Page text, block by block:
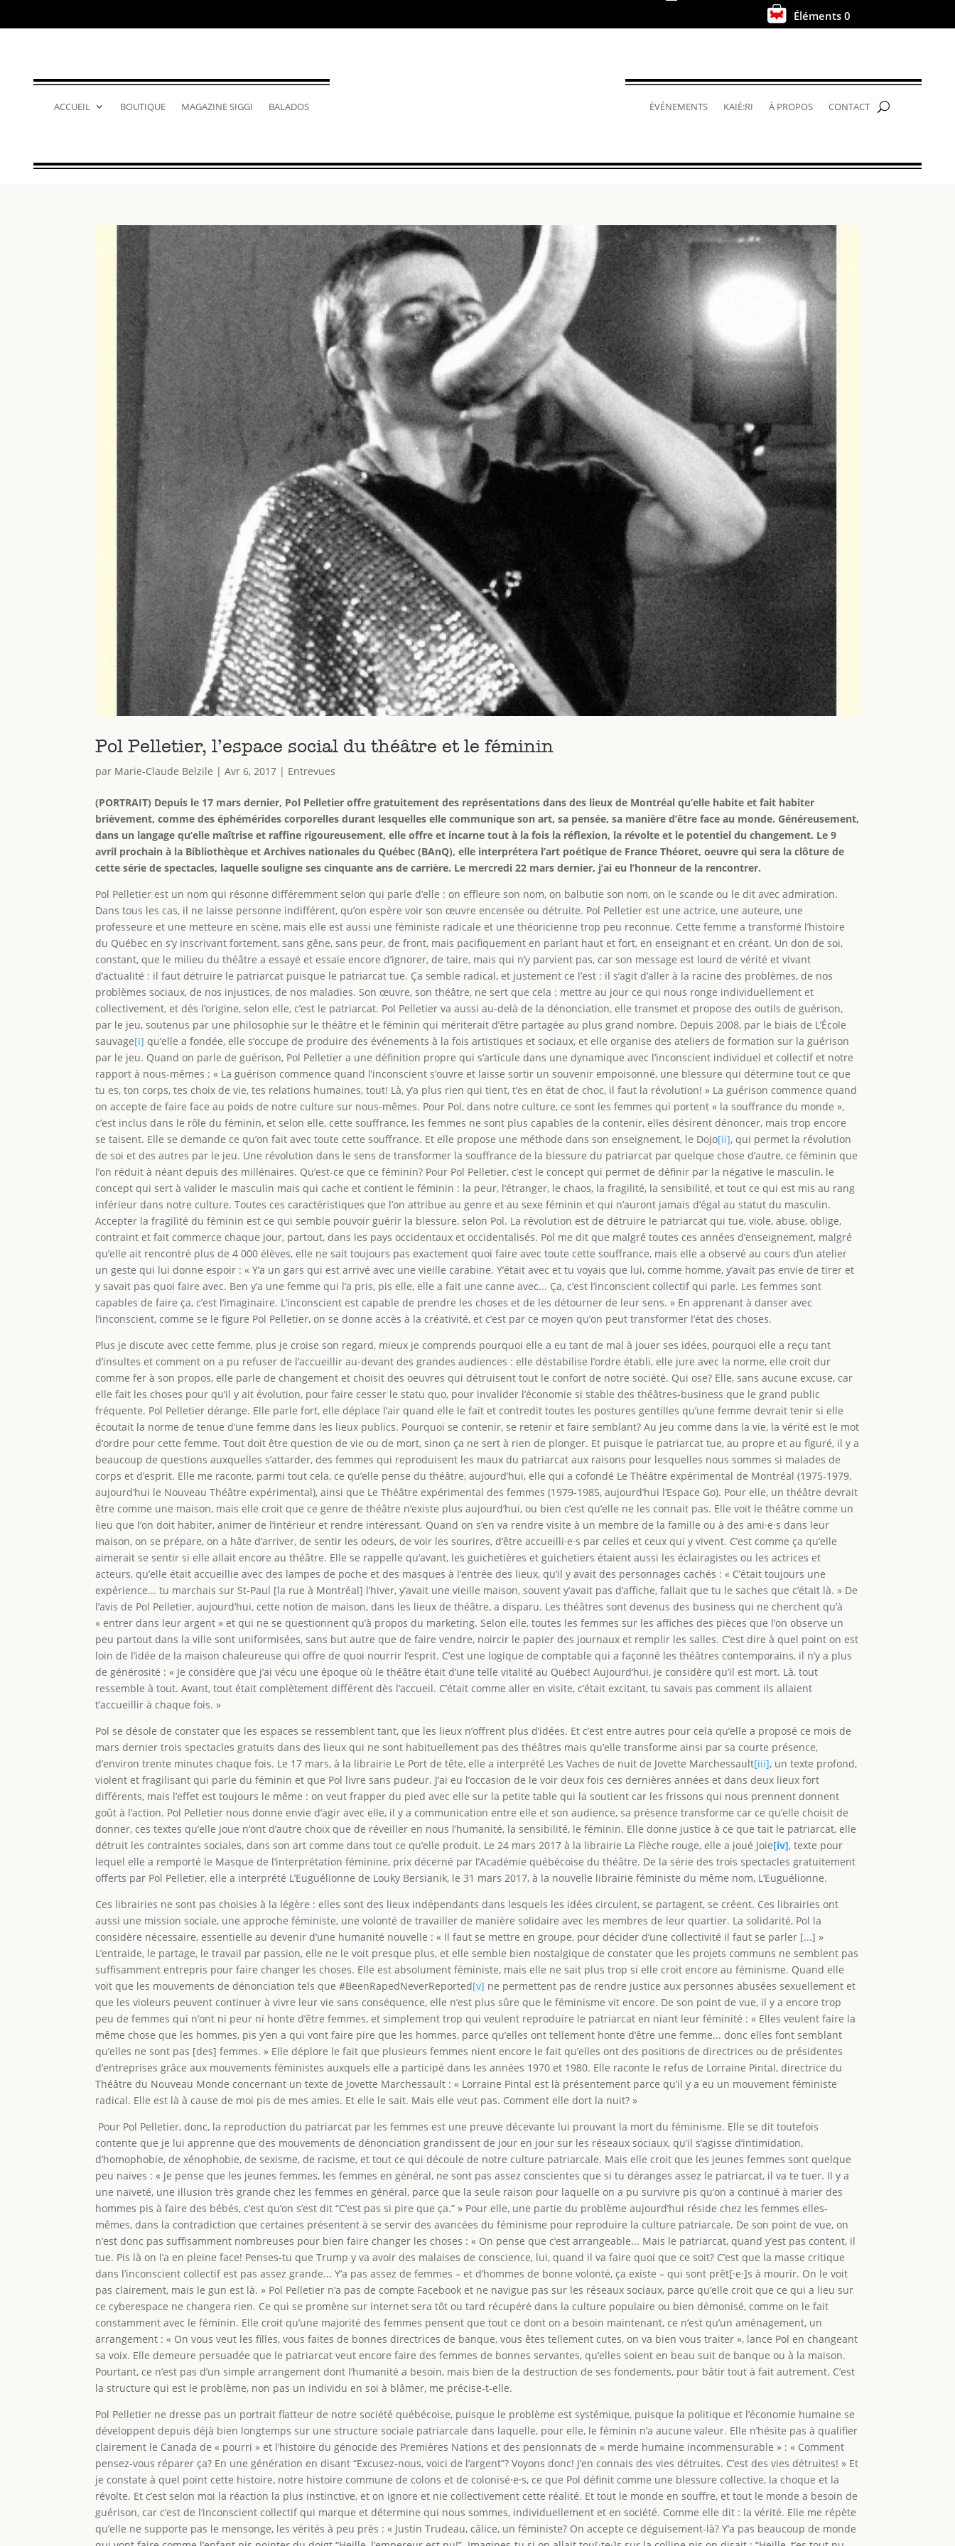
. Éléments 0
ACCUEIL BOUTIQUE MAGAZINE SIGGI BALADOS ÉVÉNEMENTS KAIÉ:RI À PROPOS CONTACT
Pol Pelletier, l’espace social du théâtre et le féminin
par Marie-Claude Belzile |Avr 6, 2017 | Entrevues
(PORTRAIT) Depuis le 17 mars dernier, Pol Pelletier offre gratuitement des représentations dans des lieux de Montréal qu’elle habite et fait habiter
brièvement, comme des éphémérides corporelles durant lesquelles elle communique son art, sa pensée, sa manière d’être face au monde. Généreusement,
dans un langage qu’elle maîtrise et raffine rigoureusement, elle offre et incarne tout à la fois la réflexion, la révolte et le potentiel du changement. Le 9
avril prochain à la Bibliothèque et Archives nationales du Québec (BAnQ), elle interprétera l’art poétique de France Théoret, oeuvre qui sera la clôture de
cette série de spectacles, laquelle souligne ses cinquante ans de carrière. Le mercredi 22 mars dernier, j’ai eu l’honneur de la rencontrer.
Pol Pelletier est un nom qui résonne différemment selon qui parle d’elle : on effleure son nom, on balbutie son nom, on le scande ou le dit avec admiration.
Dans tous les cas, il ne laisse personne indifférent, qu’on espère voir son œuvre encensée ou détruite. Pol Pelletier est une actrice, une auteure, une
professeure et une metteure en scène, mais elle est aussi une féministe radicale et une théoricienne trop peu reconnue. Cette femme a transformé l’histoire
du Québec en s’y inscrivant fortement, sans gêne, sans peur, de front, mais pacifiquement en parlant haut et fort, en enseignant et en créant. Un don de soi,
constant, que le milieu du théâtre a essayé et essaie encore d’ignorer, de taire, mais qui n’y parvient pas, car son message est lourd de vérité et vivant
d’actualité : il faut détruire le patriarcat puisque le patriarcat tue. Ça semble radical, et justement ce l’est : il s’agit d’aller à la racine des problèmes, de nos
problèmes sociaux, de nos injustices, de nos maladies. Son œuvre, son théâtre, ne sert que cela : mettre au jour ce qui nous ronge individuellement et
collectivement, et dès l’origine, selon elle, c’est le patriarcat. Pol Pelletier va aussi au-delà de la dénonciation, elle transmet et propose des outils de guérison,
par le jeu, soutenus par une philosophie sur le théâtre et le féminin qui mériterait d’être partagée au plus grand nombre. Depuis 2008, par le biais de L’École
sauvage[i] qu’elle a fondée, elle s’occupe de produire des événements à la fois artistiques et sociaux, et elle organise des ateliers de formation sur la guérison
par le jeu. Quand on parle de guérison, Pol Pelletier a une définition propre qui s’articule dans une dynamique avec l’inconscient individuel et collectif et notre
rapport à nous-mêmes : « La guérison commence quand l’inconscient s’ouvre et laisse sortir un souvenir empoisonné, une blessure qui détermine tout ce que
tu es, ton corps, tes choix de vie, tes relations humaines, tout! Là, y’a plus rien qui tient, t’es en état de choc, il faut la révolution! » La guérison commence quand
on accepte de faire face au poids de notre culture sur nous-mêmes. Pour Pol, dans notre culture, ce sont les femmes qui portent « la souffrance du monde »,
c’est inclus dans le rôle du féminin, et selon elle, cette souffrance, les femmes ne sont plus capables de la contenir, elles désirent dénoncer, mais trop encore
se taisent. Elle se demande ce qu’on fait avec toute cette souffrance. Et elle propose une méthode dans son enseignement, le Dojo[ii], qui permet la révolution
de soi et des autres par le jeu. Une révolution dans le sens de transformer la souffrance de la blessure du patriarcat par quelque chose d’autre, ce féminin que
l’on réduit à néant depuis des millénaires. Qu’est-ce que ce féminin? Pour Pol Pelletier, c’est le concept qui permet de définir par la négative le masculin, le
concept qui sert à valider le masculin mais qui cache et contient le féminin : la peur, l’étranger, le chaos, la fragilité, la sensibilité, et tout ce qui est mis au rang
inférieur dans notre culture. Toutes ces caractéristiques que l’on attribue au genre et au sexe féminin et qui n’auront jamais d’égal au statut du masculin.
Accepter la fragilité du féminin est ce qui semble pouvoir guérir la blessure, selon Pol. La révolution est de détruire le patriarcat qui tue, viole, abuse, oblige,
contraint et fait commerce chaque jour, partout, dans les pays occidentaux et occidentalisés. Pol me dit que malgré toutes ces années d’enseignement, malgré
qu’elle ait rencontré plus de 4 000 élèves, elle ne sait toujours pas exactement quoi faire avec toute cette souffrance, mais elle a observé au cours d’un atelier
un geste qui lui donne espoir : « Y’a un gars qui est arrivé avec une vieille carabine. Y’était avec et tu voyais que lui, comme homme, y’avait pas envie de tirer et
y savait pas quoi faire avec. Ben y’a une femme qui l’a pris, pis elle, elle a fait une canne avec... Ça, c’est l’inconscient collectif qui parle. Les femmes sont
capables de faire ça, c’est l’imaginaire. L’inconscient est capable de prendre les choses et de les détourner de leur sens. » En apprenant à danser avec
l’inconscient, comme se le figure Pol Pelletier, on se donne accès à la créativité, et c’est par ce moyen qu’on peut transformer l’état des choses.
Plus je discute avec cette femme, plus je croise son regard, mieux je comprends pourquoi elle a eu tant de mal à jouer ses idées, pourquoi elle a reçu tant
d’insultes et comment on a pu refuser de l’accueillir au-devant des grandes audiences : elle déstabilise l’ordre établi, elle jure avec la norme, elle croit dur
comme fer à son propos, elle parle de changement et choisit des oeuvres qui détruisent tout le confort de notre société. Qui ose? Elle, sans aucune excuse, car
elle fait les choses pour qu’il y ait évolution, pour faire cesser le statu quo, pour invalider l’économie si stable des théâtres-business que le grand public
fréquente. Pol Pelletier dérange. Elle parle fort, elle déplace l’air quand elle le fait et contredit toutes les postures gentilles qu’une femme devrait tenir si elle
écoutait la norme de tenue d’une femme dans les lieux publics. Pourquoi se contenir, se retenir et faire semblant? Au jeu comme dans la vie, la vérité est le mot
d’ordre pour cette femme. Tout doit être question de vie ou de mort, sinon ça ne sert à rien de plonger. Et puisque le patriarcat tue, au propre et au figuré, il y a
beaucoup de questions auxquelles s’attarder, des femmes qui reproduisent les maux du patriarcat aux raisons pour lesquelles nous sommes si malades de
corps et d’esprit. Elle me raconte, parmi tout cela, ce qu’elle pense du théâtre, aujourd’hui, elle qui a cofondé Le Théâtre expérimental de Montréal (1975-1979,
aujourd’hui le Nouveau Théâtre expérimental), ainsi que Le Théâtre expérimental des femmes (1979-1985, aujourd’hui l’Espace Go). Pour elle, un théâtre devrait
être comme une maison, mais elle croit que ce genre de théâtre n’existe plus aujourd’hui, ou bien c’est qu’elle ne les connait pas. Elle voit le théâtre comme un
lieu que l’on doit habiter, animer de l’intérieur et rendre intéressant. Quand on s’en va rendre visite à un membre de la famille ou à des ami·e·s dans leur
maison, on se prépare, on a hâte d’arriver, de sentir les odeurs, de voir les sourires, d’être accueilli·e·s par celles et ceux qui y vivent. C’est comme ça qu’elle
aimerait se sentir si elle allait encore au théâtre. Elle se rappelle qu’avant, les guichetières et guichetiers étaient aussi les éclairagistes ou les actrices et
acteurs, qu’elle était accueillie avec des lampes de poche et des masques à l’entrée des lieux, qu’il y avait des personnages cachés : « C’était toujours une
expérience... tu marchais sur St-Paul [la rue à Montréal] l’hiver, y’avait une vieille maison, souvent y’avait pas d’affiche, fallait que tu le saches que c’était là. » De
l’avis de Pol Pelletier, aujourd’hui, cette notion de maison, dans les lieux de théâtre, a disparu. Les théâtres sont devenus des business qui ne cherchent qu’à
« entrer dans leur argent » et qui ne se questionnent qu’à propos du marketing. Selon elle, toutes les femmes sur les affiches des pièces que l’on observe un
peu partout dans la ville sont uniformisées, sans but autre que de faire vendre, noircir le papier des journaux et remplir les salles. C’est dire à quel point on est
loin de l’idée de la maison chaleureuse qui offre de quoi nourrir l’esprit. C’est une logique de comptable qui a façonné les théâtres contemporains, il n’y a plus
de générosité : « Je considère que j’ai vécu une époque où le théâtre était d’une telle vitalité au Québec! Aujourd’hui, je considère qu’il est mort. Là, tout
ressemble à tout. Avant, tout était complètement différent dès l’accueil. C’était comme aller en visite, c’était excitant, tu savais pas comment ils allaient
t’accueillir à chaque fois. »
Pol se désole de constater que les espaces se ressemblent tant, que les lieux n’offrent plus d’idées. Et c’est entre autres pour cela qu’elle a proposé ce mois de
mars dernier trois spectacles gratuits dans des lieux qui ne sont habituellement pas des théâtres mais qu’elle transforme ainsi par sa courte présence,
d’environ trente minutes chaque fois. Le 17 mars, à la librairie Le Port de tête, elle a interprété Les Vaches de nuit de Jovette Marchessault[iii], un texte profond,
violent et fragilisant qui parle du féminin et que Pol livre sans pudeur. J’ai eu l’occasion de le voir deux fois ces dernières années et dans deux lieux fort
différents, mais l’effet est toujours le même : on veut frapper du pied avec elle sur la petite table qui la soutient car les frissons qui nous prennent donnent
goût à l’action. Pol Pelletier nous donne envie d’agir avec elle, il y a communication entre elle et son audience, sa présence transforme car ce qu’elle choisit de
donner, ces textes qu’elle joue n’ont d’autre choix que de réveiller en nous l’humanité, la sensibilité, le féminin. Elle donne justice à ce que tait le patriarcat, elle
détruit les contraintes sociales, dans son art comme dans tout ce qu’elle produit. Le 24 mars 2017 à la librairie La Flèche rouge, elle a joué Joie[iv], texte pour
lequel elle a remporté le Masque de l’interprétation féminine, prix décerné par l’Académie québécoise du théâtre. De la série des trois spectacles gratuitement
offerts par Pol Pelletier, elle a interprété L’Euguélionne de Louky Bersianik, le 31 mars 2017, à la nouvelle librairie féministe du même nom, L’Euguélionne.
Ces librairies ne sont pas choisies à la légère : elles sont des lieux indépendants dans lesquels les idées circulent, se partagent, se créent. Ces librairies ont
aussi une mission sociale, une approche féministe, une volonté de travailler de manière solidaire avec les membres de leur quartier. La solidarité, Pol la
considère nécessaire, essentielle au devenir d’une humanité nouvelle : « Il faut se mettre en groupe, pour décider d’une collectivité il faut se parler [...] »
L’entraide, le partage, le travail par passion, elle ne le voit presque plus, et elle semble bien nostalgique de constater que les projets communs ne semblent pas
suffisamment entrepris pour faire changer les choses. Elle est absolument féministe, mais elle ne sait plus trop si elle croit encore au féminisme. Quand elle
voit que les mouvements de dénonciation tels que #BeenRapedNeverReported[v] ne permettent pas de rendre justice aux personnes abusées sexuellement et
que les violeurs peuvent continuer à vivre leur vie sans conséquence, elle n’est plus sûre que le féminisme vit encore. De son point de vue, il y a encore trop
peu de femmes qui n’ont ni peur ni honte d’être femmes, et simplement trop qui veulent reproduire le patriarcat en niant leur féminité : « Elles veulent faire la
même chose que les hommes, pis y’en a qui vont faire pire que les hommes, parce qu’elles ont tellement honte d’être une femme... donc elles font semblant
qu’elles ne sont pas [des] femmes. » Elle déplore le fait que plusieurs femmes nient encore le fait qu’elles ont des positions de directrices ou de présidentes
d’entreprises grâce aux mouvements féministes auxquels elle a participé dans les années 1970 et 1980. Elle raconte le refus de Lorraine Pintal, directrice du
Théâtre du Nouveau Monde concernant un texte de Jovette Marchessault : « Lorraine Pintal est là présentement parce qu’il y a eu un mouvement féministe
radical. Elle est là à cause de moi pis de mes amies. Et elle le sait. Mais elle veut pas. Comment elle dort la nuit? »
Pour Pol Pelletier, donc, la reproduction du patriarcat par les femmes est une preuve décevante lui prouvant la mort du féminisme. Elle se dit toutefois
contente que je lui apprenne que des mouvements de dénonciation grandissent de jour en jour sur les réseaux sociaux, qu’il s’agisse d’intimidation,
d’homophobie, de xénophobie, de sexisme, de racisme, et tout ce qui découle de notre culture patriarcale. Mais elle croit que les jeunes femmes sont quelque
peu naïves : « Je pense que les jeunes femmes, les femmes en général, ne sont pas assez conscientes que si tu déranges assez le patriarcat, il va te tuer. Il y a
une naïveté, une illusion très grande chez les femmes en général, parce que la seule raison pour laquelle on a pu survivre pis qu’on a continué à marier des
hommes pis à faire des bébés, c’est qu’on s’est dit “C’est pas si pire que ça.” » Pour elle, une partie du problème aujourd’hui réside chez les femmes elles-
mêmes, dans la contradiction que certaines présentent à se servir des avancées du féminisme pour reproduire la culture patriarcale. De son point de vue, on
n’est donc pas suffisamment nombreuses pour bien faire changer les choses : « On pense que c’est arrangeable... Mais le patriarcat, quand y’est pas content, il
tue. Pis là on l’a en pleine face! Penses-tu que Trump y va avoir des malaises de conscience, lui, quand il va faire quoi que ce soit? C’est que la masse critique
dans l’inconscient collectif est pas assez grande... Y’a pas assez de femmes – et d’hommes de bonne volonté, ça existe – qui sont prêt[·e·]s à mourir. On le voit
pas clairement, mais le gun est là. » Pol Pelletier n’a pas de compte Facebook et ne navigue pas sur les réseaux sociaux, parce qu’elle croit que ce qui a lieu sur
ce cyberespace ne changera rien. Ce qui se promène sur internet sera tôt ou tard récupéré dans la culture populaire ou bien démonisé, comme on le fait
constamment avec le féminin. Elle croit qu’une majorité des femmes pensent que tout ce dont on a besoin maintenant, ce n’est qu’un aménagement, un
arrangement : « On vous veut les filles, vous faites de bonnes directrices de banque, vous êtes tellement cutes, on va bien vous traiter », lance Pol en changeant
sa voix. Elle demeure persuadée que le patriarcat veut encore faire des femmes de bonnes servantes, qu’elles soient en beau suit de banque ou à la maison.
Pourtant, ce n’est pas d’un simple arrangement dont l’humanité a besoin, mais bien de la destruction de ses fondements, pour bâtir tout à fait autrement. C’est
la structure qui est le problème, non pas un individu en soi à blâmer, me précise-t-elle.
Pol Pelletier ne dresse pas un portrait flatteur de notre société québécoise, puisque le problème est systémique, puisque la politique et l’économie humaine se
développent depuis déjà bien longtemps sur une structure sociale patriarcale dans laquelle, pour elle, le féminin n’a aucune valeur. Elle n’hésite pas à qualifier
clairement le Canada de « pourri » et l’histoire du génocide des Premières Nations et des pensionnats de « merde humaine incommensurable » : « Comment
pensez-vous réparer ça? En une génération en disant “Excusez-nous, voici de l’argent”? Voyons donc! J’en connais des vies détruites. C’est des vies détruites! » Et
je constate à quel point cette histoire, notre histoire commune de colons et de colonisé·e·s, ce que Pol définit comme une blessure collective, la choque et la
révolte. Et c’est selon moi la réaction la plus instinctive, et on ignore et nie collectivement cette réalité. Et tout le monde en souffre, et tout le monde a besoin de
guérison, car c’est de l’inconscient collectif qui marque et détermine qui nous sommes, individuellement et en société. Comme elle dit : la vérité. Elle me répète
qu’elle ne supporte pas le mensonge, les vérités à peu près : « Justin Trudeau, câlice, un féministe? On accepte ce déguisement-là? Y’a pas beaucoup de monde